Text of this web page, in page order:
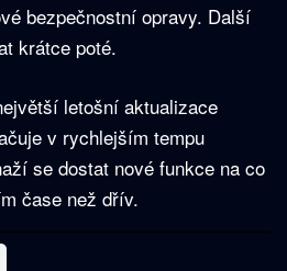
bezpečnostní opravy. Další
krátce poté.
letošní aktualizace
v rychlejším tempu
se dostat nové funkce na co
čase než dřív.